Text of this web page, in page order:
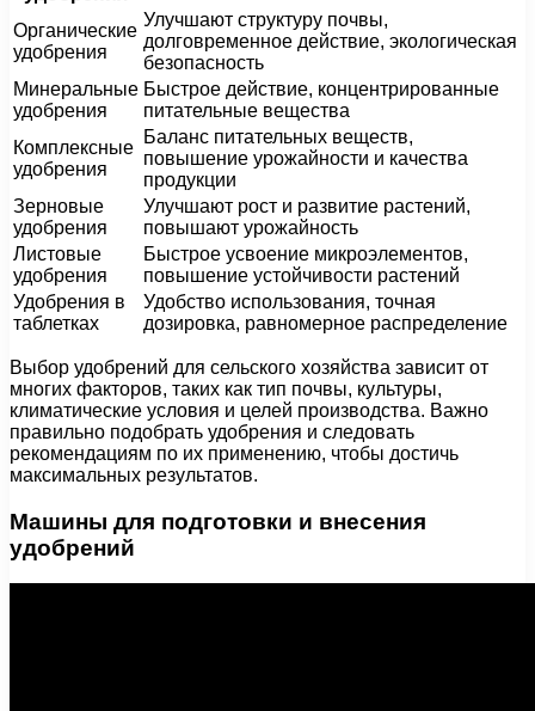
Органические
удобрения
Улучшают структуру почвы,
долговременное действие, экологическая
безопасность
Минеральные
удобрения
Быстрое действие, концентрированные
питательные вещества
Комплексные
удобрения
Баланс питательных веществ,
повышение урожайности и качества
продукции
Зерновые
удобрения
Улучшают рост и развитие растений,
повышают урожайность
Листовые
удобрения
Быстрое усвоение микроэлементов,
повышение устойчивости растений
Удобрения в
таблетках
Удобство использования, точная
дозировка, равномерное распределение
Выбор удобрений для сельского хозяйства зависит от
многих факторов, таких как тип почвы, культуры,
климатические условия и целей производства. Важно
правильно подобрать удобрения и следовать
рекомендациям по их применению, чтобы достичь
максимальных результатов.
Машины для подготовки и внесения
удобрений